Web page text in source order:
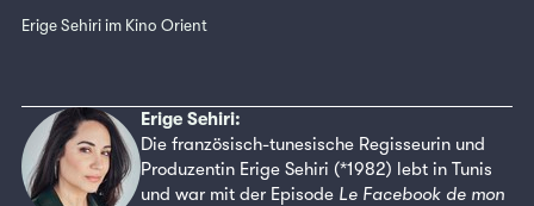
Erige Sehiri im Kino Orient
Erige Sehiri:
Die französisch-tunesische Regisseurin und
Produzentin Erige Sehiri (*1982) lebt in Tunis
und war mit der Episode Le Facebook de mon